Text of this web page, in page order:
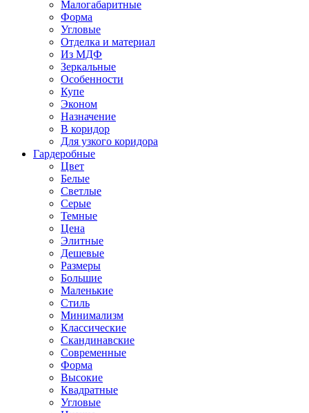
Малогабаритные
Форма
Угловые
Отделка и материал
Из МДФ
Зеркальные
Особенности
Купе
Эконом
Назначение
В коридор
Для узкого коридора
Гардеробные
Цвет
Белые
Светлые
Серые
Темные
Цена
Элитные
Дешевые
Размеры
Большие
Маленькие
Стиль
Минимализм
Классические
Скандинавские
Современные
Форма
Высокие
Квадратные
Угловые